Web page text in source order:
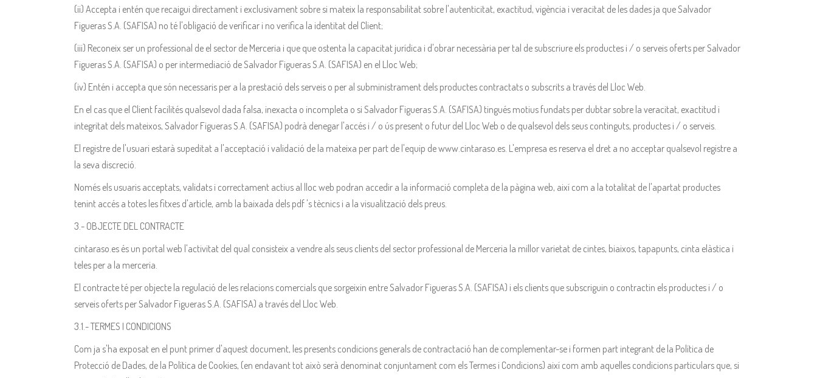
(ii) Accepta i entén que recaigui directament i exclusivament sobre si mateix la responsabilitat sobre l'autenticitat, exactitud, vigència i veracitat de les dades ja que Salvador
Figueras S.A. (SAFISA) no té l'obligació de verificar i no verifica la identitat del Client;
(iii) Reconeix ser un professional de el sector de Merceria i que que ostenta la capacitat jurídica i d'obrar necessària per tal de subscriure els productes i / o serveis oferts per Salvador
Figueras S.A. (SAFISA) o per intermediació de Salvador Figueras S.A. (SAFISA) en el Lloc Web;
(iv) Entén i accepta que són necessaris per a la prestació dels serveis o per al subministrament dels productes contractats o subscrits a través del Lloc Web.
En el cas que el Client facilités qualsevol dada falsa, inexacta o incompleta o si Salvador Figueras S.A. (SAFISA) tingués motius fundats per dubtar sobre la veracitat, exactitud i
integritat dels mateixos, Salvador Figueras S.A. (SAFISA) podrà denegar l'accés i / o ús present o futur del Lloc Web o de qualsevol dels seus continguts, productes i / o serveis.
El registre de l'usuari estarà supeditat a l'acceptació i validació de la mateixa per part de l'equip de www.cintaraso.es. L'empresa es reserva el dret a no acceptar qualsevol registre a
la seva discreció.
Només els usuaris acceptats, validats i correctament actius al lloc web podran accedir a la informació completa de la pàgina web, així com a la totalitat de l'apartat productes
tenint accés a totes les fitxes d'article, amb la baixada dels pdf 's tècnics i a la visualització dels preus.
3.- OBJECTE DEL CONTRACTE
cintaraso.es és un portal web l'activitat del qual consisteix a vendre als seus clients del sector professional de Merceria la millor varietat de cintes, biaixos, tapapunts, cinta elàstica i
teles per a la merceria.
El contracte té per objecte la regulació de les relacions comercials que sorgeixin entre Salvador Figueras S.A. (SAFISA) i els clients que subscriguin o contractin els productes i / o
serveis oferts per Salvador Figueras S.A. (SAFISA) a través del Lloc Web.
3.1.- TERMES I CONDICIONS
Com ja s'ha exposat en el punt primer d'aquest document, les presents condicions generals de contractació han de complementar-se i formen part integrant de la Política de
Protecció de Dades, de la Política de Cookies, (en endavant tot això serà denominat conjuntament com els Termes i Condicions) així com amb aquelles condicions particulars que, si